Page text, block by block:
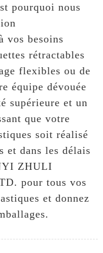
pourquoi nous
vos besoins
rétractables
flexibles ou de
équipe dévouée
supérieure et un
que votre
soit réalisé
et dans les délais
ZHULI
pour tous vos
et donnez